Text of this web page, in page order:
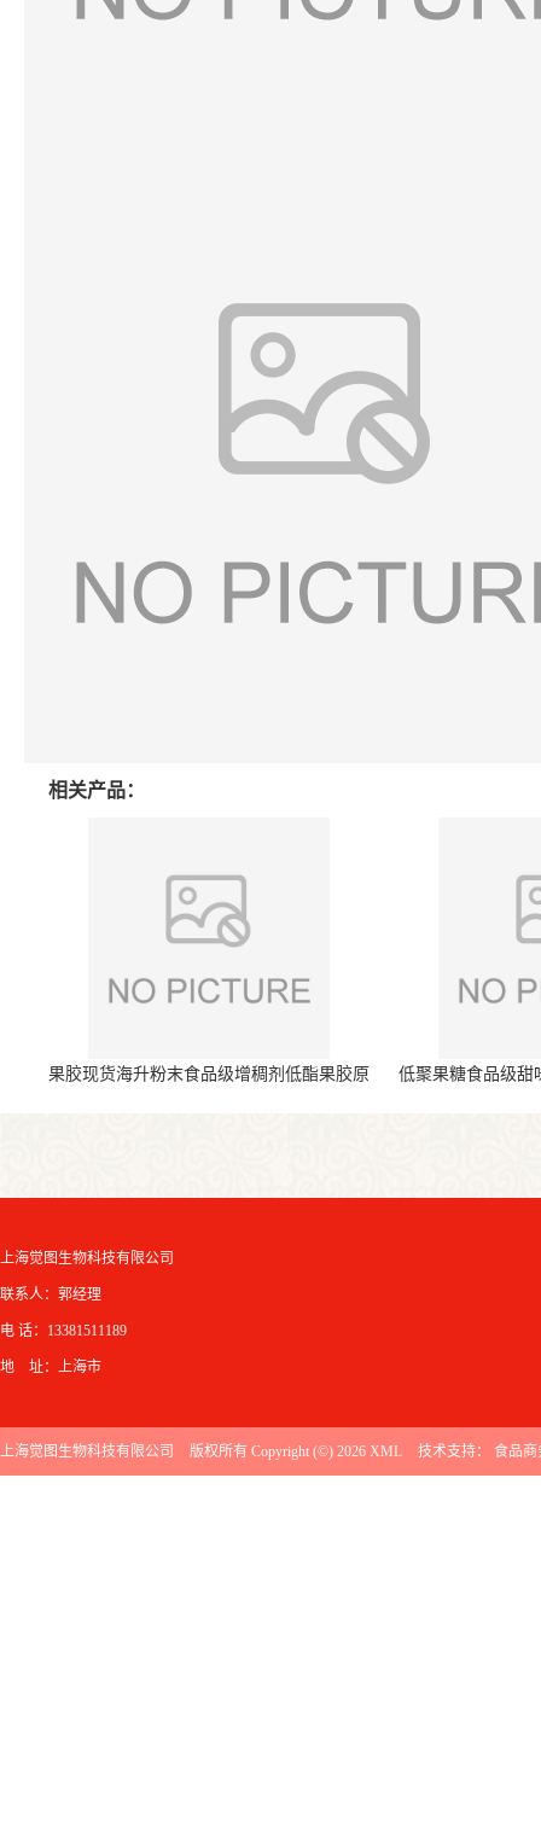
相关产品：
果胶现货海升粉末食品级增稠剂低酯果胶原
低聚果糖食品级甜
上海觉图生物科技有限公司
联系人：郭经理
电 话：13381511189
地 址：上海市
上海觉图生物科技有限公司 版权所有 Copyright (©) 2026 XML 技术支持： 食品商